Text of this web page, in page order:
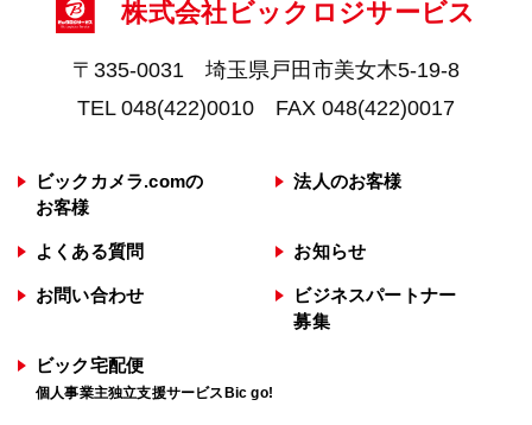
く第三者に開示・提供を行うことはございま
せん。
ただし、保護法その他法令に別異の定めがあ
行にあたり、必要な外部委託を行う場合は第
◯プライバシーポリシーの変更
的の変更、またはその他プライバシーポリシ
ーの変更を行う際は、当ページへの変更をも
って公表とさせていただきます。
著作権
当サイト上で公開している情報・画像は著作
株式会社ビックロジサービス
〒335-0031 埼玉県戸田市美女木5-19-8
TEL 048(422)0010 FAX 048(422)0017
ビックカメラ.comの
お客様
法人のお客様
よくある質問 お知らせ
お問い合わせ
ビジネスパートナー
募集
ビック宅配便
個人事業主独立支援サービスBic go!